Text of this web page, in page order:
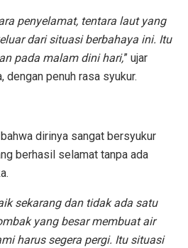
penyelamat, tentara laut yang
dari situasi berbahaya ini. Itu
pada malam dini hari,” ujar
dengan penuh rasa syukur.
dirinya sangat bersyukur
berhasil selamat tanpa ada
sekarang dan tidak ada satu
yang besar membuat air
harus segera pergi. Itu situasi